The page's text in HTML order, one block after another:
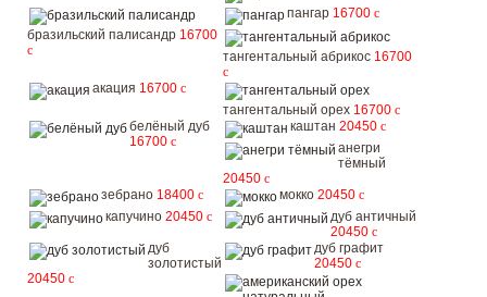
бразильский палисандр 16700
c
пангар 16700 c
тангентальный абрикос 16700
c
акация 16700 c
тангентальный орех 16700 c
белёный дуб
16700 c
каштан 20450 c
анегри
тёмный
20450 c
зебрано 18400 c мокко 20450 c
капучино 20450 c
дуб античный
20450 c
дуб
золотистый
20450 c
дуб графит
20450 c